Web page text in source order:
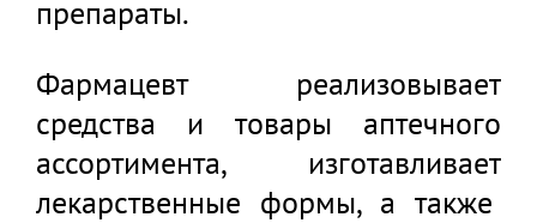
препараты.
Фармацевт реализовывает
средства и товары аптечного
ассортимента, изготавливает
лекарственные формы, а также